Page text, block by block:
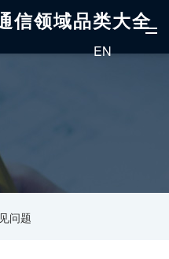
信领域品类大全
EN
问题